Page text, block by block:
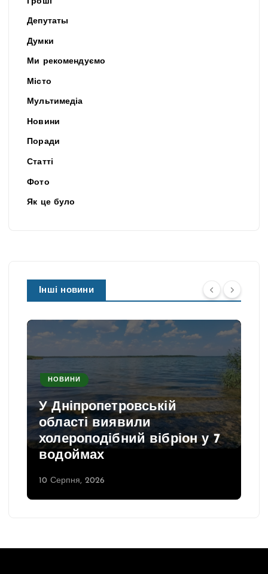
Депутаты
Думки
Ми рекомендуємо
Місто
Мультимедіа
Новини
Поради
Статті
Фото
Як це було
Інші новини
НОВИНИ
У Дніпропетровській
області виявили
холероподібний вібріон у 7
водоймах
10 Серпня, 2026